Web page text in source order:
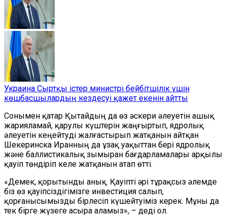
Украина Сыртқы істер министрі бейбітшілік үшін
көшбасшылардың кездесуі қажет екенін айтты
Сонымен қатар Қытайдың да өз әскери әлеуетін ашық
жарияламай, қарулы күштерін жаңғыртып, ядролық
әлеуетін кеңейтуді жалғастырып жатқанын айтқан
Шекеринска Иранның да ұзақ уақыттан бері ядролық
және баллистикалық зымыран бағдарламалары арқылы
қауіп төндіріп келе жатқанын атап өтті.
«Демек, қорытынды анық. Қауіпті әрі тұрақсыз әлемде
біз өз қауіпсіздігімізге инвестиция салып,
қорғанысымызды бірлесіп күшейтуіміз керек. Мұны да
тек бірге жүзеге асыра аламыз», – деді ол.